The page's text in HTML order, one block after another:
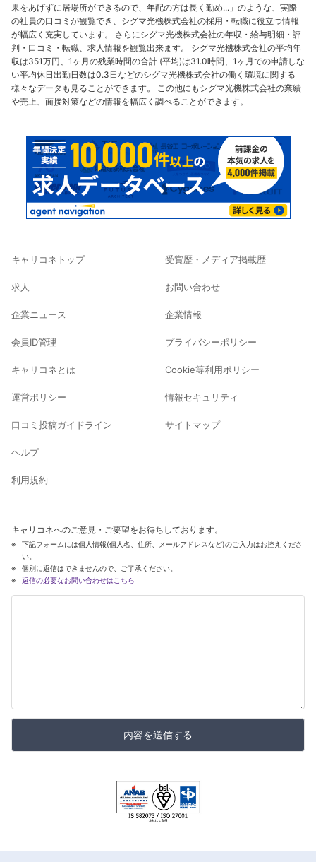
果をあげずに居場所ができるので、年配の方は長く勤め...」のような、実際
の社員の口コミが観覧でき、シグマ光機株式会社の採用・転職に役立つ情報
が幅広く充実しています。 さらにシグマ光機株式会社の年収・給与明細・評
判・口コミ・転職、求人情報を観覧出来ます。 シグマ光機株式会社の平均年
収は351万円、1ヶ月の残業時間の合計 (平均)は31.0時間、1ヶ月での申請しな
い平均休日出勤日数は0.3日などのシグマ光機株式会社の働く環境に関する
様々なデータも見ることができます。 この他にもシグマ光機株式会社の業績
や売上、面接対策などの情報を幅広く調べることができます。
キャリコネトップ
求人
企業ニュース
会員ID管理
キャリコネとは
運営ポリシー
口コミ投稿ガイドライン
ヘルプ
利用規約
受賞歴・メディア掲載歴
お問い合わせ
企業情報
プライバシーポリシー
Cookie等利用ポリシー
情報セキュリティ
サイトマップ
キャリコネへのご意見・ご要望をお待ちしております。
下記フォームには個人情報(個人名、住所、メールアドレスなど)のご入力はお控えくださ
い。
個別に返信はできませんので、ご了承ください。
返信の必要なお問い合わせはこちら
内容を送信する